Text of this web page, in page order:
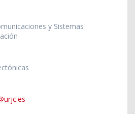
y Sistemas